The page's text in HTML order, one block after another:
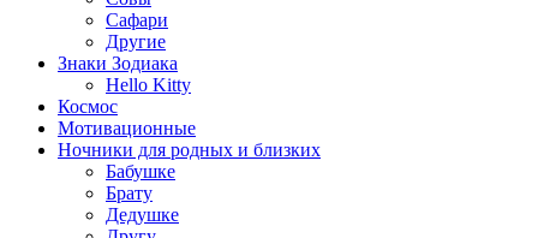
Сафари
Другие
Знаки Зодиака
Hello Kitty
Космос
Мотивационные
Ночники для родных и близких
Бабушке
Брату
Дедушке